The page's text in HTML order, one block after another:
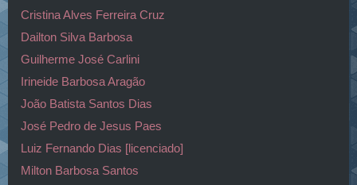
Cristina Alves Ferreira Cruz
Dailton Silva Barbosa
Guilherme José Carlini
Irineide Barbosa Aragão
João Batista Santos Dias
José Pedro de Jesus Paes
Luiz Fernando Dias [licenciado]
Milton Barbosa Santos